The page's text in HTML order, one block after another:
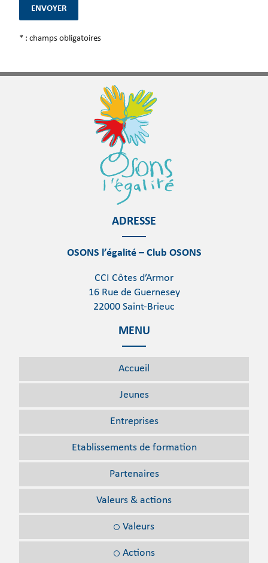
* : champs obligatoires
ADRESSE
OSONS l’égalité – Club OSONS
CCI Côtes d’Armor
16 Rue de Guernesey
22000 Saint-Brieuc
MENU
Accueil
Jeunes
Entreprises
Etablissementsde formation
Partenaires
Valeurs & actions
Valeurs
Actions